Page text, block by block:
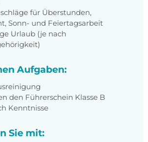
für Überstunden,
Sonn- und Feiertagsarbeit
Urlaub (je nach
Aufgaben:
den Führerschein Klasse B
Kenntnisse
Sie mit: